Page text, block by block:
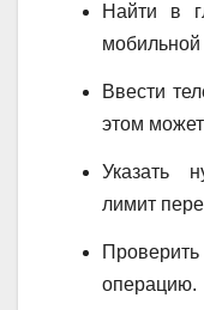
Найти в
мобильной
Ввести
этом
Указать
лимит
операцию.